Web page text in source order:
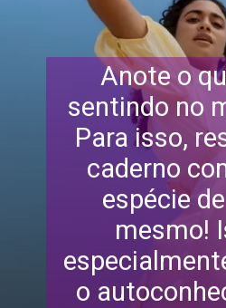
Anote o
sentindo no
Para isso,
caderno
espécie
mesmo!
o